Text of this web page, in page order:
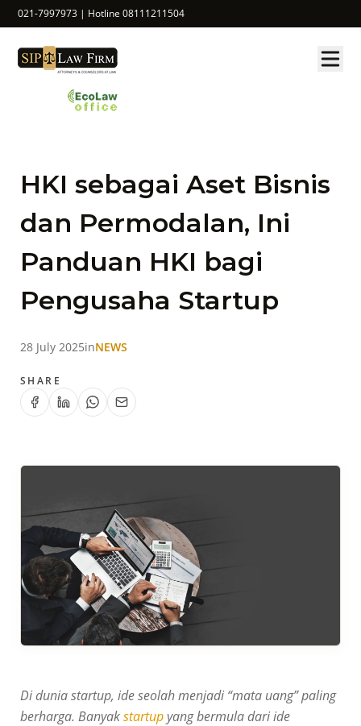
021-7997973 | Hotline 08111211504
HKI sebagai Aset Bisnis
dan Permodalan, Ini
Panduan HKI bagi
Pengusaha Startup
28 July 2025inNEWS
SHARE
Di dunia startup, ide seolah menjadi “mata uang” paling
berharga. Banyakstartupyang bermula dari ide